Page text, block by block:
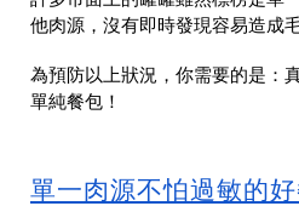
他肉源，沒有即時發現容易造成
為預防以上狀況，你需要的是：
單純餐包！
單一肉源不怕過敏的